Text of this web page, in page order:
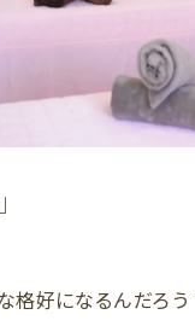
格好になるんだ